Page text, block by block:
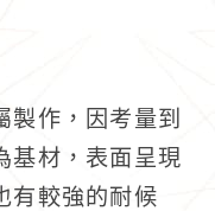
製作，因考量到
基材，表面呈現
有較強的耐候